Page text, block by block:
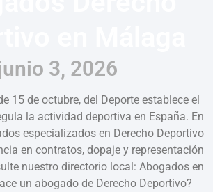
3, 2026
15 de octubre, del Deporte establece el
la actividad deportiva en España. En
especializados en Derecho Deportivo
en contratos, dopaje y representación
nuestro directorio local: Abogados en
un abogado de Derecho Deportivo?